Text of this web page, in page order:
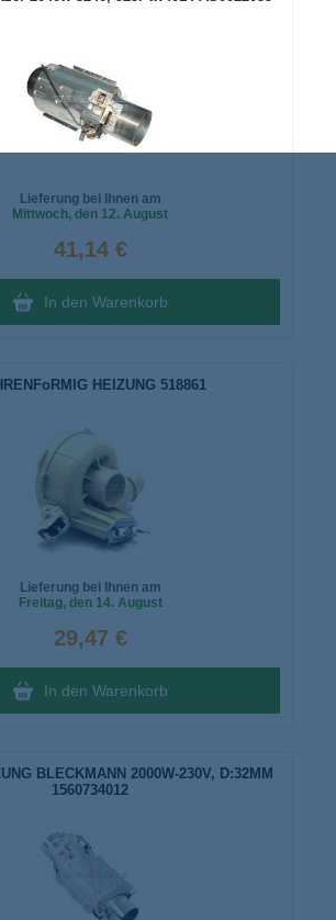
Lieferung bei Ihnen am
Mittwoch, den 12. August
41,14 €
In den Warenkorb
HEIZUNG 518861
Lieferung bei Ihnen am
Freitag, den 14. August
29,47 €
In den Warenkorb
BLECKMANN 2000W-230V, D:32MM
1560734012